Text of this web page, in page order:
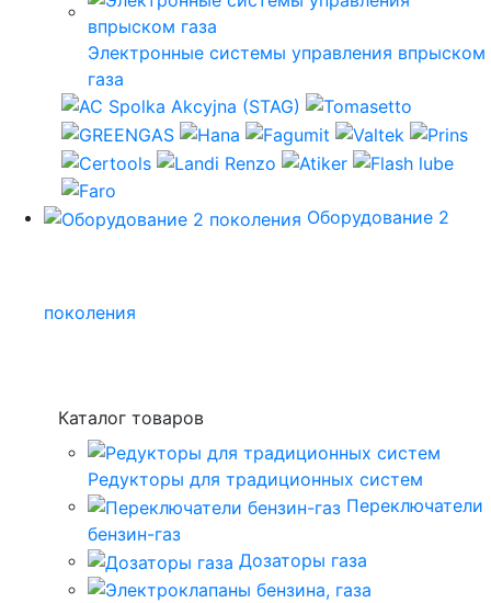
Электронные системы управления впрыском
газа
Оборудование 2
поколения
Каталог товаров
Редукторы для традиционных систем
Переключатели
бензин-газ
Дозаторы газа